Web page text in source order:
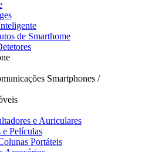
de Smarthome
Smartphones /
e Auriculares
e Películas
Portáteis